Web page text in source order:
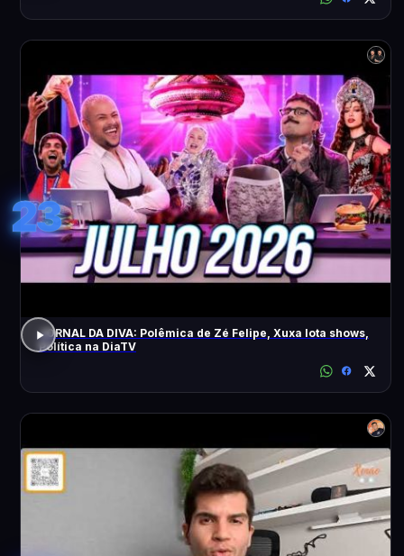
23
JORNAL DA DIVA: Polêmica de Zé Felipe, Xuxa lota shows,
Política na DiaTV